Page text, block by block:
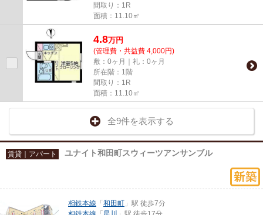
間取り：1R
面積：11.10㎡
4.8万円
(管理費・共益費 4,000円)
敷：0ヶ月｜礼：0ヶ月
所在階：1階
間取り：1R
面積：11.10㎡
全9件を表示する
賃貸｜アパート ユナイト和田町スウィーツアンサンブル
相鉄本線 「 和田町 」駅 徒歩7分